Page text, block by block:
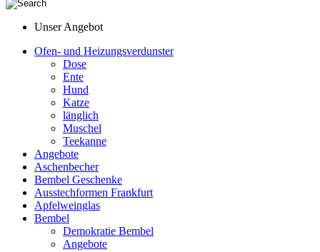
Unser Angebot
Ofen- und Heizungsverdunster
Dose
Ente
Hund
Katze
länglich
Muschel
Teekanne
Angebote
Aschenbecher
Bembel Geschenke
Ausstechformen Frankfurt
Apfelweinglas
Bembel
Demokratie Bembel
Angebote